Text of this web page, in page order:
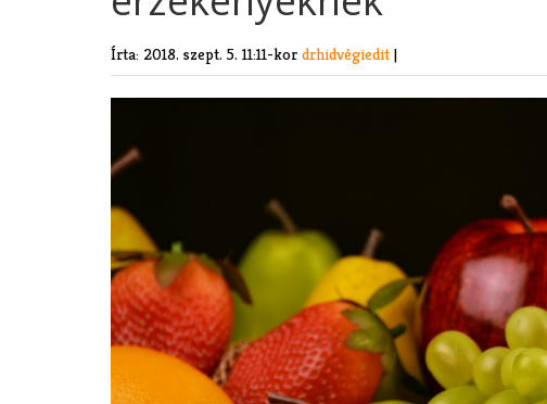
Írta: 2018. szept. 5. 11:11-kor drhidvégiedit |